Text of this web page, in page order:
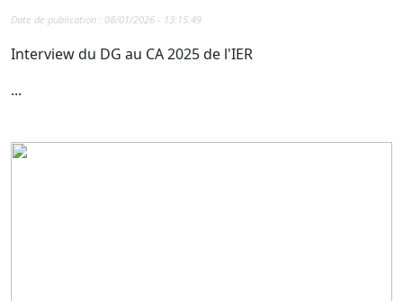
Date de publication : 08/01/2026 - 13:15:49
Interview du DG au CA 2025 de l'IER
...